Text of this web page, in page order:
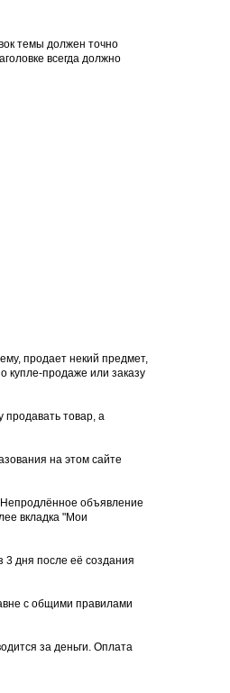
темы должен точно
всегда должно
продает некий предмет,
купле-продаже или заказу
товар, а
на этом сайте
объявление
вкладка "Мои
дня после её создания
с общими правилами
за деньги. Оплата